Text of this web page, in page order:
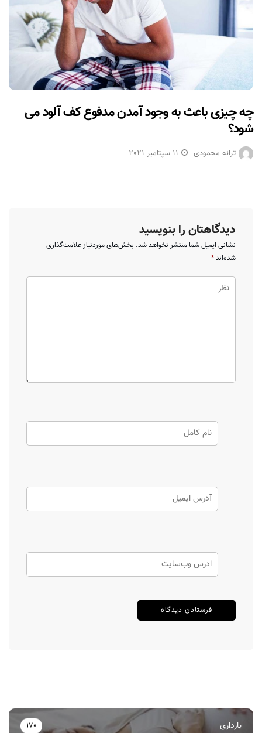
چه چیزی باعث به وجود آمدن مدفوع کف آلود می
شود؟
ترانه محمودی 11 سپتامبر 2021
دیدگاهتان را بنویسید
نشانی ایمیل شما منتشر نخواهد شد. بخش‌های موردنیاز علامت‌گذاری
شده‌اند*
بارداری 170